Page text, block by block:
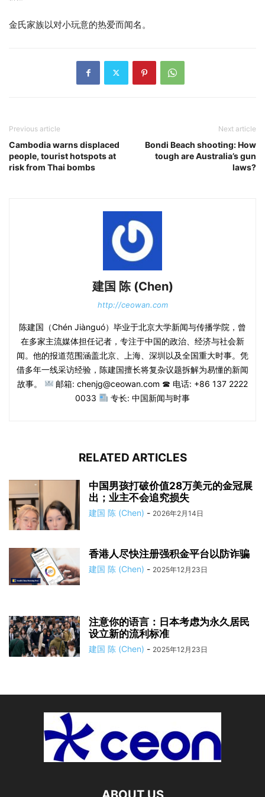
金氏家族以对小玩意的热爱而闻名。
Previous article
Cambodia warns displaced
people, tourist hotspots at
risk from Thai bombs
Next article
Bondi Beach shooting: How
tough are Australia’s gun
laws?
建国 陈 (Chen)
http://ceowan.com
陈建国（Chén Jiànguó）毕业于北京大学新闻与传播学院，曾
在多家主流媒体担任记者，专注于中国的政治、经济与社会新
闻。他的报道范围涵盖北京、上海、深圳以及全国重大时事。凭
借多年一线采访经验，陈建国擅长将复杂议题拆解为易懂的新闻
故事。
邮箱: chenjg@ceowan.com ☎ 电话: +86 137 2222
0033
专长: 中国新闻与时事
RELATED ARTICLES
中国男孩打破价值28万美元的金冠展
出；业主不会追究损失
建国 陈 (Chen) - 2026年2月14日
香港人尽快注册强积金平台以防诈骗
建国 陈 (Chen) - 2025年12月23日
注意你的语言：日本考虑为永久居民
设立新的流利标准
建国 陈 (Chen) - 2025年12月23日